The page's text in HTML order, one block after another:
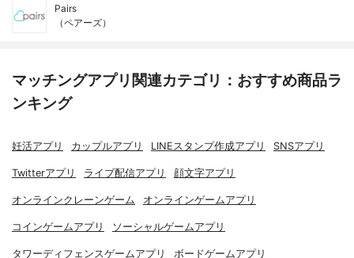
Pairs
（ペアーズ）
マッチングアプリ関連カテゴリ：おすすめ商品ラ
ンキング
妊活アプリ カップルアプリ LINEスタンプ作成アプリ SNSアプリ
Twitterアプリ ライブ配信アプリ 顔文字アプリ
オンラインクレーンゲーム オンラインゲームアプリ
コインゲームアプリ ソーシャルゲームアプリ
タワーディフェンスゲームアプリ ボードゲームアプリ